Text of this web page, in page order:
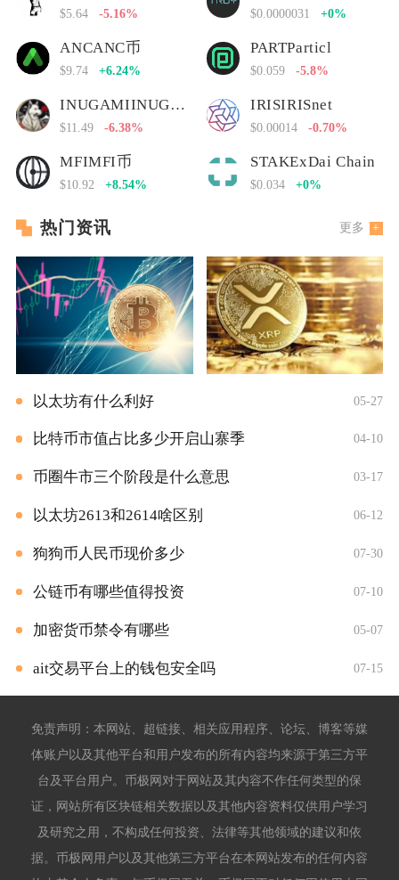
$5.64 -5.16% $0.0000031 +0%
ANCANC币
$9.74 +6.24%
PARTParticl
$0.059 -5.8%
INUGAMIINUGAMI币
$11.49 -6.38%
IRISIRISnet
$0.00014 -0.70%
MFIMFI币
$10.92 +8.54%
STAKExDai Chain
$0.034 +0%
热门资讯 更多
以太坊有什么利好 05-27
比特币市值占比多少开启山寨季 04-10
币圈牛市三个阶段是什么意思 03-17
以太坊2613和2614啥区别 06-12
狗狗币人民币现价多少 07-30
公链币有哪些值得投资 07-10
加密货币禁令有哪些 05-07
ait交易平台上的钱包安全吗 07-15
免责声明：本网站、超链接、相关应用程序、论坛、博客等媒
体账户以及其他平台和用户发布的所有内容均来源于第三方平
台及平台用户。币极网对于网站及其内容不作任何类型的保
证，网站所有区块链相关数据以及其他内容资料仅供用户学习
及研究之用，不构成任何投资、法律等其他领域的建议和依
据。币极网用户以及其他第三方平台在本网站发布的任何内容